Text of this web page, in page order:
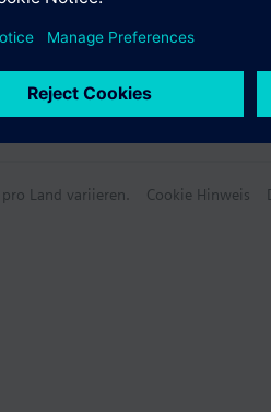
Land variieren. Cookie Hinweis